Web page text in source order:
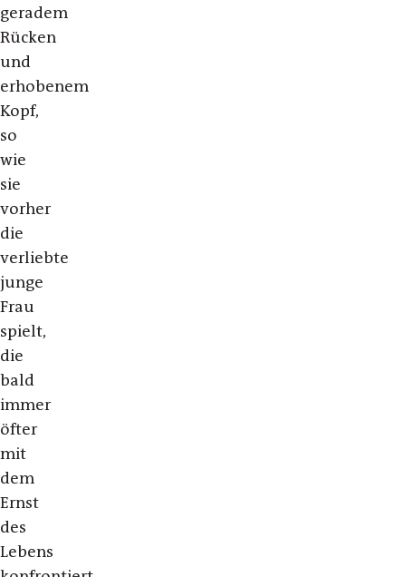
geradem
Rücken
und
erhobenem
Kopf,
so
wie
sie
vorher
die
verliebte
junge
Frau
spielt,
die
bald
immer
öfter
mit
dem
Ernst
des
Lebens